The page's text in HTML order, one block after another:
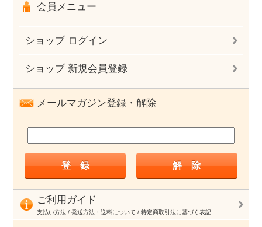
会員メニュー
ショップ ログイン
ショップ 新規会員登録
メールマガジン登録・解除
ご利用ガイド
支払い方法 / 発送方法・送料について / 特定商取引法に基づく表記